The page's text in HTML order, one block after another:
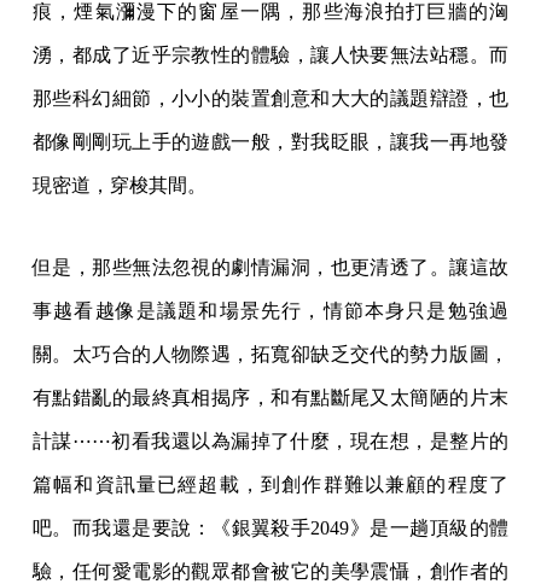
痕，煙氣瀰漫下的窗屋一隅，那些海浪拍打巨牆的洶
湧，都成了近乎宗教性的體驗，讓人快要無法站穩。而
那些科幻細節，小小的裝置創意和大大的議題辯證，也
都像剛剛玩上手的遊戲一般，對我眨眼，讓我一再地發
現密道，穿梭其間。
但是，那些無法忽視的劇情漏洞，也更清透了。讓這故
事越看越像是議題和場景先行，情節本身只是勉強過
關。太巧合的人物際遇，拓寬卻缺乏交代的勢力版圖，
有點錯亂的最終真相揭序，和有點斷尾又太簡陋的片末
計謀⋯⋯初看我還以為漏掉了什麼，現在想，是整片的
篇幅和資訊量已經超載，到創作群難以兼顧的程度了
吧。而我還是要說：《銀翼殺手2049》是一趟頂級的體
驗，任何愛電影的觀眾都會被它的美學震懾，創作者的